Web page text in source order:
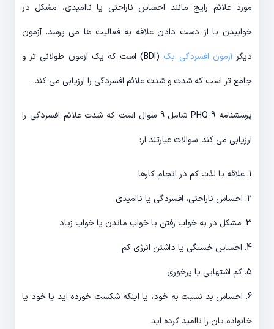
مورد علائم رایج مانند احساس ناراحتی یا ناامیدی، مشکل در
خوابیدن یا از دست دادن علاقه به فعالیت ها می پرسد. آزمون
دیگرآزمون افسردگی بک
(BDI) است که یک آزمون طولانی تر و
جامع تر است که شدت و شدت علائم افسردگی را ارزیابی می کند.
پرسشنامه PHQ-9 شامل 9 سوال است که شدت علائم افسردگی را
ارزیابی می کند. سوالات عبارتند از:
1. علاقه یا لذت کم در انجام کارها
2. احساس ناراحتی، افسردگی یا ناامیدی
3. مشکل در به خواب رفتن یا خواب ماندن یا خواب زیاد
4. احساس خستگی یا داشتن انرژی کم
5. کم اشتهایی یا پرخوری
6. احساس بد نسبت به خود، یا اینکه شکست خورده اید یا خود یا
خانواده تان را ناامید کرده اید